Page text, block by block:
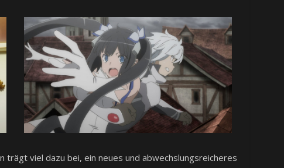
viel dazu bei, ein neues und abwechslungsreicheres